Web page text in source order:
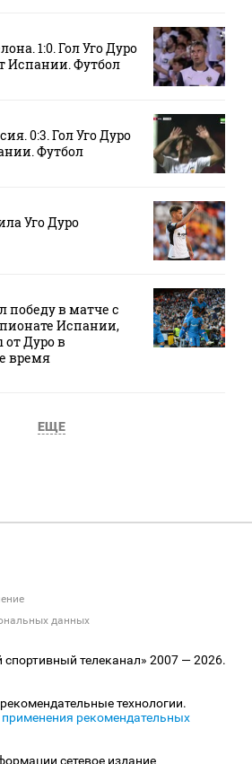
1:0. Гол Уго Дуро
Испании. Футбол
0:3. Гол Уго Дуро
Футбол
Уго Дуро
победу в матче с
Испании,
Дуро в
время
ЕЩЕ
данных
телеканал» 2007 — 2026.
технологии.
рекомендательных
сетевое издание